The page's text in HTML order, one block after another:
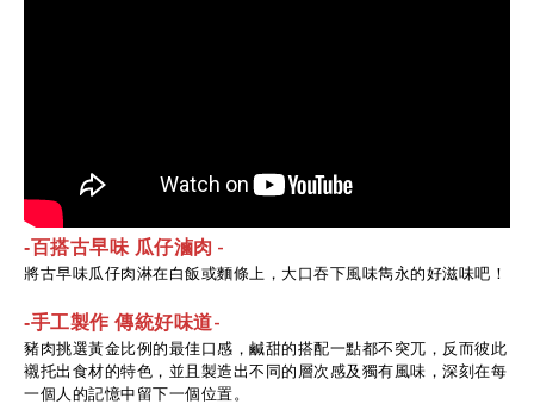
-百搭古早味 瓜仔滷肉 -
將古早味瓜仔肉淋在白飯或麵條上，大口吞下風味雋永的好滋味吧！
-手工製作 傳統好味道-
豬肉挑選黃金比例的最佳口感，鹹甜的搭配一點都不突兀，反而彼此
襯托出食材的特色，並且製造出不同的層次感及獨有風味，深刻在每
一個人的記憶中留下一個位置。